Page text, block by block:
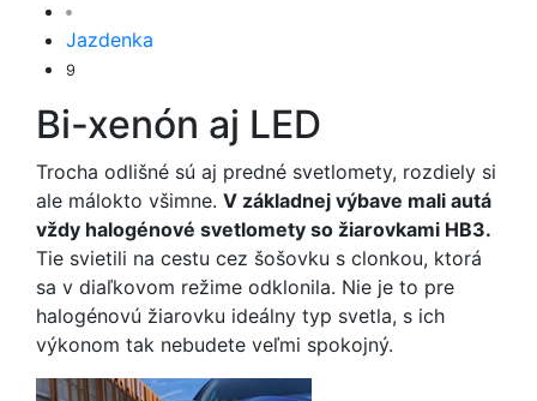
Jazdenka
9
Bi-xenón aj LED
Trocha odlišné sú aj predné svetlomety, rozdiely si
ale málokto všimne. V základnej výbave mali autá
vždy halogénové svetlomety so žiarovkami HB3.
Tie svietili na cestu cez šošovku s clonkou, ktorá
sa v diaľkovom režime odklonila. Nie je to pre
halogénovú žiarovku ideálny typ svetla, s ich
výkonom tak nebudete veľmi spokojný.